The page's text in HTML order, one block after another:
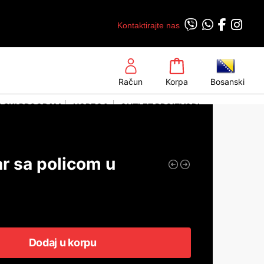
Kontaktirajte nas
Račun Korpa Bosanski
PROGRAM HORECA OUTLET PROIZVODI
sa policom u
Dodaj u korpu